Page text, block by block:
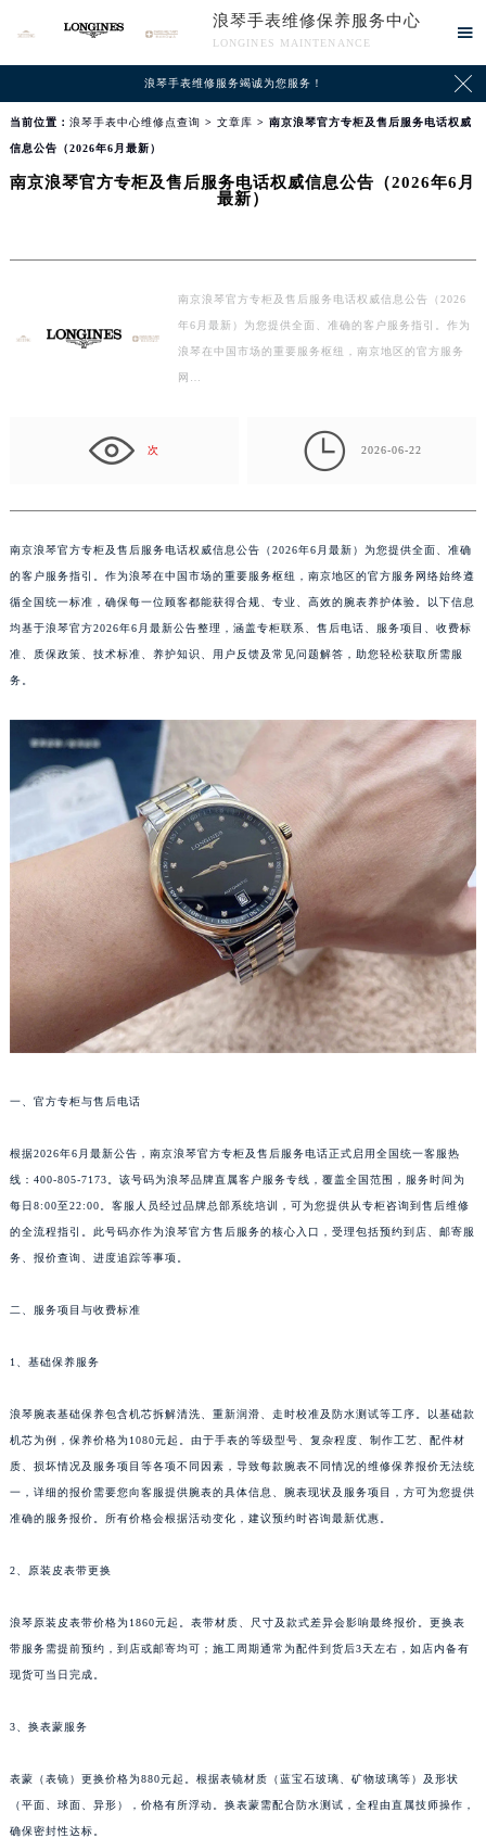
浪琴手表维修保养服务中心
LONGINES MAINTENANCE

浪琴手表维修服务竭诚为您服务！ 
当前位置： 浪琴手表中心维修点查询 > 文章库 > 南京浪琴官方专柜及售后服务电话权威
信息公告（2026年6月最新）
南京浪琴官方专柜及售后服务电话权威信息公告（2026年6月
最新）
南京浪琴官方专柜及售后服务电话权威信息公告（2026
年6月最新）为您提供全面、准确的客户服务指引。作为
浪琴在中国市场的重要服务枢纽，南京地区的官方服务
网…
次  2026-06-22
南京浪琴官方专柜及售后服务电话权威信息公告（2026年6月最新）为您提供全面、准确
的客户服务指引。作为浪琴在中国市场的重要服务枢纽，南京地区的官方服务网络始终遵
循全国统一标准，确保每一位顾客都能获得合规、专业、高效的腕表养护体验。以下信息
均基于浪琴官方2026年6月最新公告整理，涵盖专柜联系、售后电话、服务项目、收费标
准、质保政策、技术标准、养护知识、用户反馈及常见问题解答，助您轻松获取所需服
务。
一、官方专柜与售后电话
根据2026年6月最新公告，南京浪琴官方专柜及售后服务电话正式启用全国统一客服热
线：400-805-7173。该号码为浪琴品牌直属客户服务专线，覆盖全国范围，服务时间为
每日8:00至22:00。客服人员经过品牌总部系统培训，可为您提供从专柜咨询到售后维修
的全流程指引。此号码亦作为浪琴官方售后服务的核心入口，受理包括预约到店、邮寄服
务、报价查询、进度追踪等事项。
二、服务项目与收费标准
1、基础保养服务
浪琴腕表基础保养包含机芯拆解清洗、重新润滑、走时校准及防水测试等工序。以基础款
机芯为例，保养价格为1080元起。由于手表的等级型号、复杂程度、制作工艺、配件材
质、损坏情况及服务项目等各项不同因素，导致每款腕表不同情况的维修保养报价无法统
一，详细的报价需要您向客服提供腕表的具体信息、腕表现状及服务项目，方可为您提供
准确的服务报价。所有价格会根据活动变化，建议预约时咨询最新优惠。
2、原装皮表带更换
浪琴原装皮表带价格为1860元起。表带材质、尺寸及款式差异会影响最终报价。更换表
带服务需提前预约，到店或邮寄均可；施工周期通常为配件到货后3天左右，如店内备有
现货可当日完成。
3、换表蒙服务
表蒙（表镜）更换价格为880元起。根据表镜材质（蓝宝石玻璃、矿物玻璃等）及形状
（平面、球面、异形），价格有所浮动。换表蒙需配合防水测试，全程由直属技师操作，
确保密封性达标。